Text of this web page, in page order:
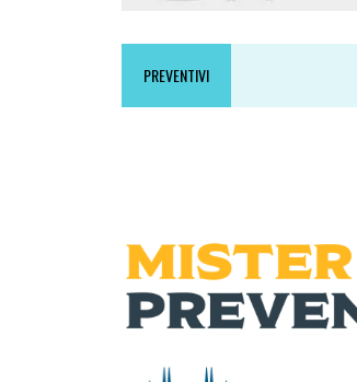
PREVENTIVI